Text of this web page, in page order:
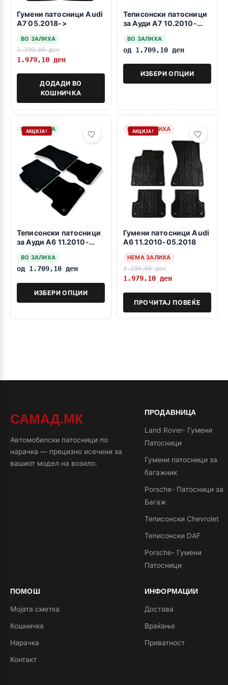
Гумени патосници Audi
A7 05.2018->
ВО ЗАЛИХА
2.199,00ден
1.979,10 ден
ДОДАДИ ВО
КОШНИЧКА
Теписонски патосници
за Ауди А7 10.2010-
ВО ЗАЛИХА
од 1.709,10 ден
ИЗБЕРИ ОПЦИИ
НА ЗАЛИХА
АКЦИЈА!
Теписонски патосници
за Ауди А6 11.2010-
ВО ЗАЛИХА
од 1.709,10 ден
ИЗБЕРИ ОПЦИИ
НЕМА ЗАЛИХА
АКЦИЈА!
Гумени патосници Audi
A6 11.2010-05.2018
НЕМА ЗАЛИХА
2.199,00ден
1.979,10 ден
ПРОЧИТАЈ ПОВЕЌЕ
САМАД.МК
Автомобилски патосници по
нарачка — прецизно исечени за
вашиот модел на возило.
ПРОДАВНИЦА
Land Rover- Гумени
Патосници
Гумени патосници за
багажник
Porsche- Патосници за
Багаж
Теписонски Chevrolet
Теписонски DAF
Porsche- Гумени
Патосници
ПОМОШ
Мојата сметка
Кошничка
Нарачка
Контакт
ИНФОРМАЦИИ
Достава
Враќање
Приватност